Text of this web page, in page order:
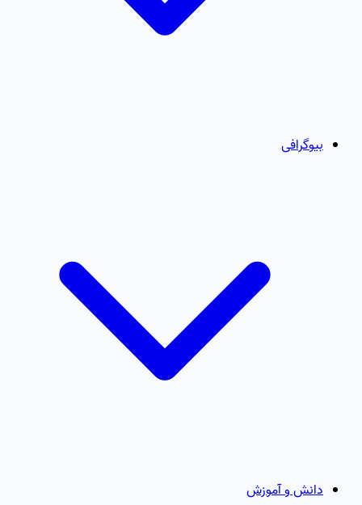
بیوگرافی
دانش و آموزش